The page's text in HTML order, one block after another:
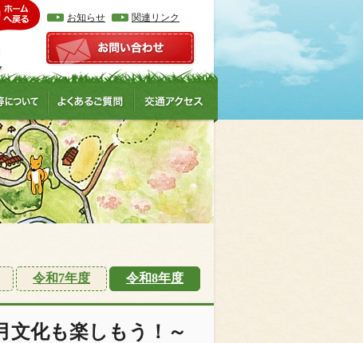
お知らせ 関連リンク
令和7年度 令和8年度
文化も楽しもう！～